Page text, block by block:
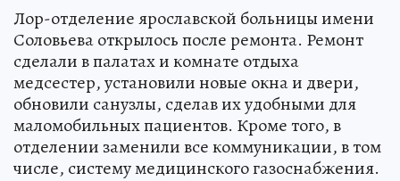
Лор-отделение ярославской больницы имени
Соловьева открылось после ремонта. Ремонт
сделали в палатах и комнате отдыха
медсестер, установили новые окна и двери,
обновили санузлы, сделав их удобными для
маломобильных пациентов. Кроме того, в
отделении заменили все коммуникации, в том
числе, систему медицинского газоснабжения.